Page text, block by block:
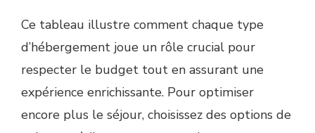
Ce tableau illustre comment chaque type
d’hébergement joue un rôle crucial pour
respecter le budget tout en assurant une
expérience enrichissante. Pour optimiser
encore plus le séjour, choisissez des options de